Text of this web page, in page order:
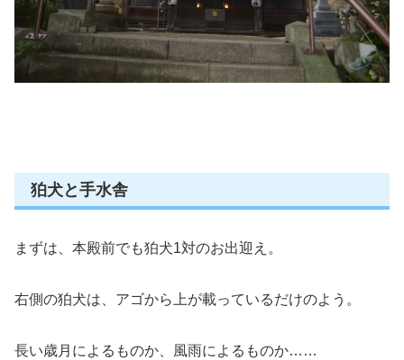
狛犬と手水舎
まずは、本殿前でも狛犬1対のお出迎え。
右側の狛犬は、アゴから上が載っているだけのよう。
長い歳月によるものか、風雨によるものか……